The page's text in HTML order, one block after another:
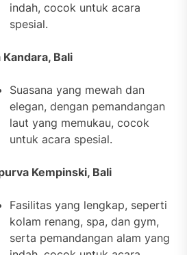
indah, cocok untuk acara
spesial.
Kandara, Bali
Suasana yang mewah dan
elegan, dengan pemandangan
laut yang memukau, cocok
untuk acara spesial.
Kempinski, Bali
Fasilitas yang lengkap, seperti
kolam renang, spa, dan gym,
serta pemandangan alam yang